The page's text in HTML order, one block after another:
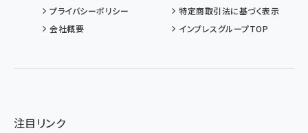
プライバシーポリシー
特定商取引法に基づく表示
会社概要
インプレスグループTOP
注目リンク